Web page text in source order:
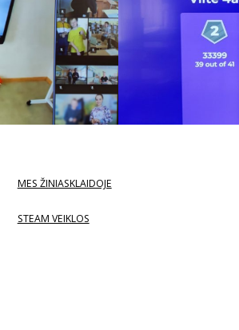
MES ŽINIASKLAIDOJE
STEAM VEIKLOS